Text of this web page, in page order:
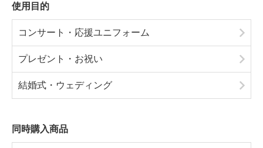
使用目的
コンサート・応援ユニフォーム
プレゼント・お祝い
結婚式・ウェディング
同時購入商品